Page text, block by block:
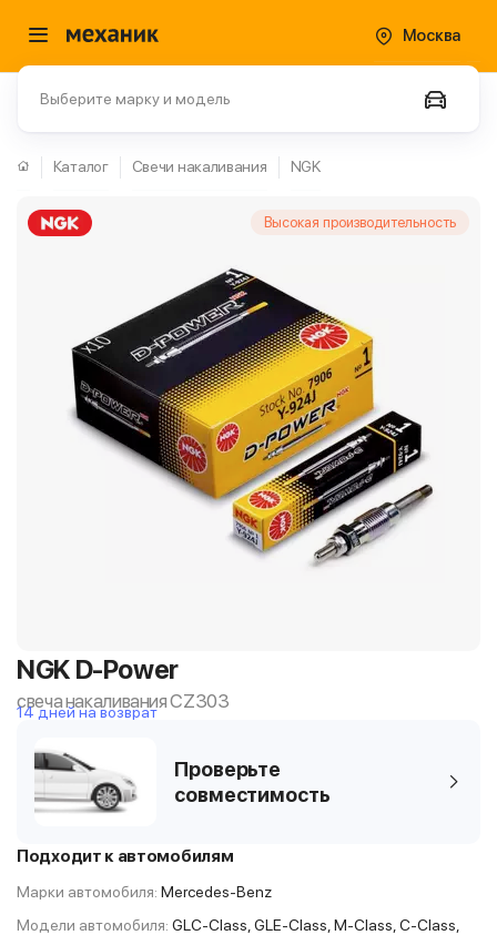
Москва
Выберите марку и модель
Каталог Свечи накаливания NGK
Высокая производительность
NGK D-Power
свеча накаливания CZ303
14 дней на возврат
Проверьте
совместимость
Подходит к автомобилям
Марки автомобиля: Mercedes-Benz
Модели автомобиля: GLC-Class, GLE-Class, M-Class, C-Class,